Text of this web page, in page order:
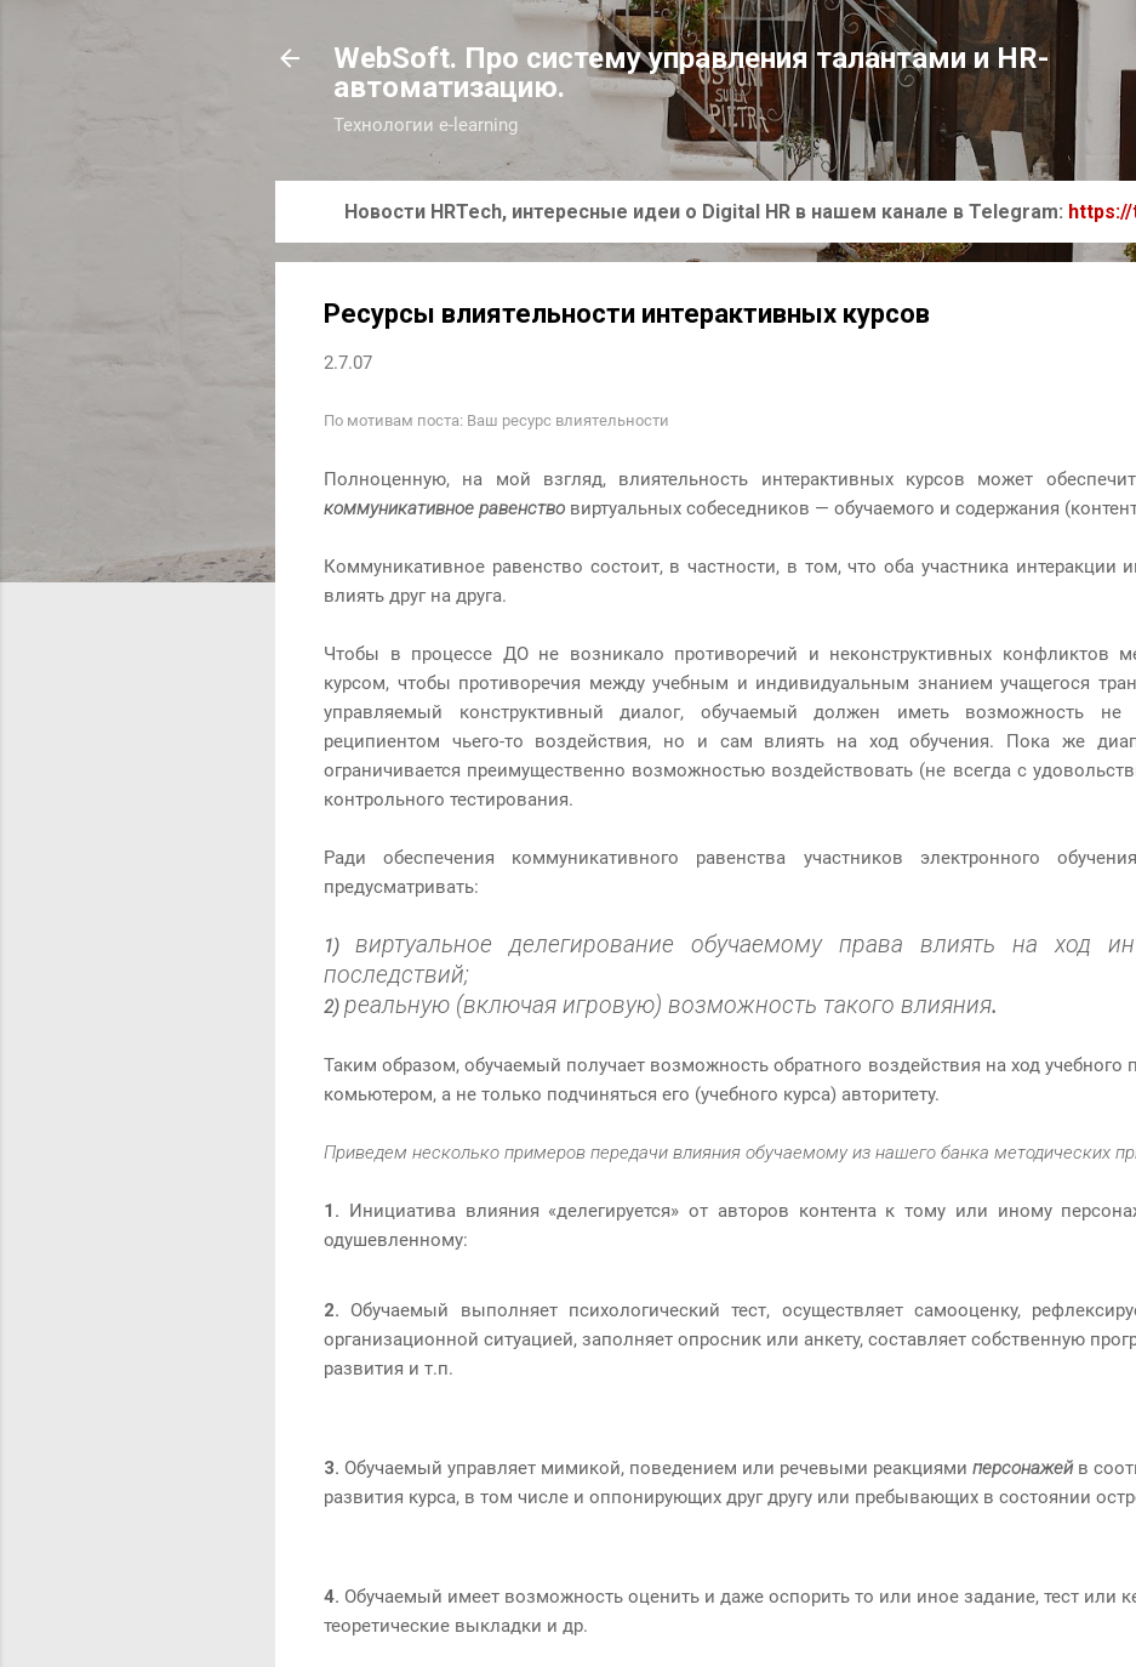
К основному контенту
WebSoft. Про систему управления талантами и HR-
автоматизацию.
Технологии e-learning
Новости HRTech, интересные идеи о Digital HR в нашем канале в Telegram:
Ресурсы влиятельности интерактивных курсов
2.7.07
По мотивам поста: Ваш ресурс влиятельности
Полноценную, на мой взгляд, влиятельность интерактивных курсов может
коммуникативное равенство виртуальных собеседников — обучаемого и содержания
Коммуникативное равенство состоит, в частности, в том, что оба участника интеракции
влиять друг на друга.
Чтобы в процессе ДО не возникало противоречий и неконструктивных конфликтов
курсом, чтобы противоречия между учебным и индивидуальным знанием учащегося
управляемый конструктивный диалог, обучаемый должен иметь возможность не
реципиентом чьего-то воздействия, но и сам влиять на ход обучения. Пока же
ограничивается преимущественно возможностью воздействовать (не всегда с
контрольного тестирования.
Ради обеспечения коммуникативного равенства участников электронного
предусматривать:
1)
виртуальное делегирование обучаемому права влиять на ход
последствий;
2) реальную (включая игровую) возможность такого влияния.
Таким образом, обучаемый получает возможность обратного воздействия на ход учебного
комьютером, а не только подчиняться его (учебного курса) авторитету.
Приведем несколько примеров передачи влияния обучаемому из нашего банка методических
1. Инициатива влияния «делегируется» от авторов контента к тому или иному
одушевленному:
2. Обучаемый выполняет психологический тест, осуществляет самооценку,
организационной ситуацией, заполняет опросник или анкету, составляет собственную
развития и т.п.
3. Обучаемый управляет мимикой, поведением или речевыми реакциями персонажейв
развития курса, в том числе и оппонирующих друг другу или пребывающих в состоянии
4. Обучаемый имеет возможность оценить и даже оспорить то или иное задание, тест или
теоретические выкладки и др.